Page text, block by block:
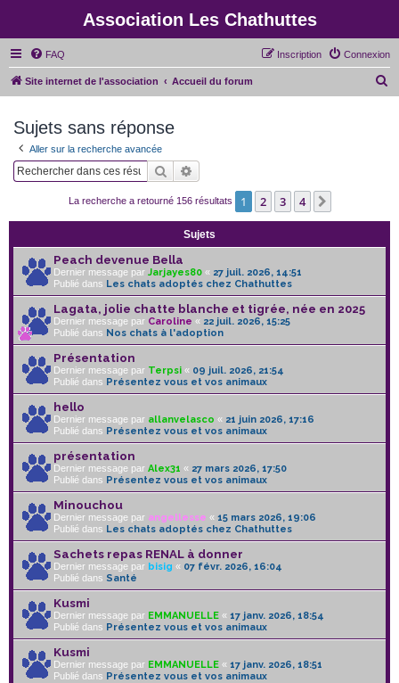
Association Les Chathuttes
FAQ Connexion
Inscription
Site internet de l'association Accueil du forum
Sujets sans réponse
Aller sur la recherche avancée
Rechercher
La recherche a retourné 156 résultats 1 2 3 4
Sujets
Peach devenue Bella
Dernier message par Jarjayes80 « 27 juil. 2026, 14:51
Publié dans Les chats adoptés chez Chathuttes
Lagata, jolie chatte blanche et tigrée, née en 2025
Dernier message par Caroline « 22 juil. 2026, 15:25
Publié dans Nos chats à l'adoption
Présentation
Dernier message par Terpsi « 09 juil. 2026, 21:54
Publié dans Présentez vous et vos animaux
hello
Dernier message par allanvelasco « 21 juin 2026, 17:16
Publié dans Présentez vous et vos animaux
présentation
Dernier message par Alex31 « 27 mars 2026, 17:50
Publié dans Présentez vous et vos animaux
Minouchou
Dernier message par angellesse « 15 mars 2026, 19:06
Publié dans Les chats adoptés chez Chathuttes
Sachets repas RENAL à donner
Dernier message par bisig « 07 févr. 2026, 16:04
Publié dans Santé
Kusmi
Dernier message par EMMANUELLE « 17 janv. 2026, 18:54
Publié dans Présentez vous et vos animaux
Kusmi
Dernier message par EMMANUELLE « 17 janv. 2026, 18:51
Publié dans Présentez vous et vos animaux